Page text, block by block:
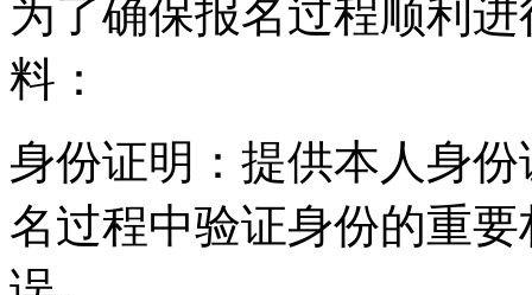
为了确保报名过程顺利
料：
身份证明：提供本人身
名过程中验证身份的重